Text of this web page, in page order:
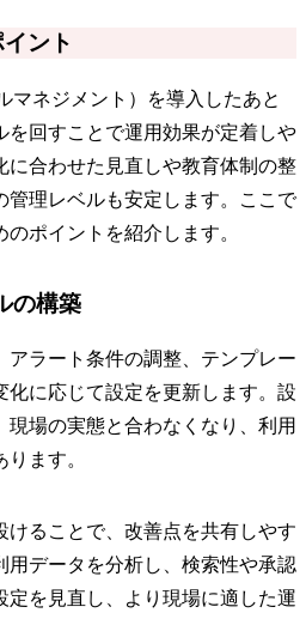
ント
マネジメント）を導入したあと
を回すことで運用効果が定着しや
に合わせた見直しや教育体制の整
管理レベルも安定します。ここで
ポイントを紹介します。
の構築
アラート条件の調整、テンプレー
化に応じて設定を更新します。設
現場の実態と合わなくなり、利用
ます。
けることで、改善点を共有しやす
用データを分析し、検索性や承認
定を見直し、より現場に適した運